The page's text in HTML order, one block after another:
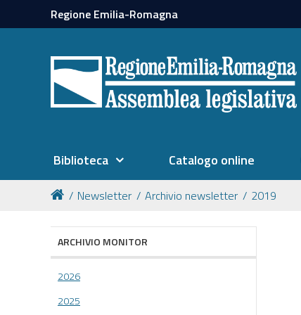
Regione Emilia-Romagna
Biblioteca Catalogo online
Newsletter Archivio newsletter 2019
ARCHIVIO MONITOR
2026
2025